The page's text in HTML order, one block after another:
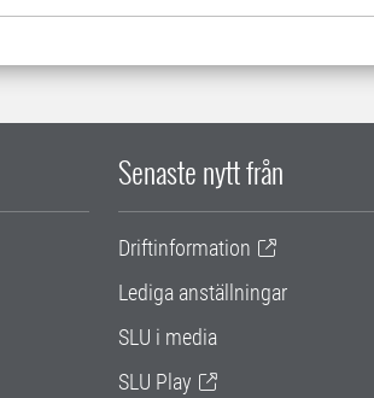
Senaste nytt från
Driftinformation
Lediga anställningar
SLU i media
SLU Play